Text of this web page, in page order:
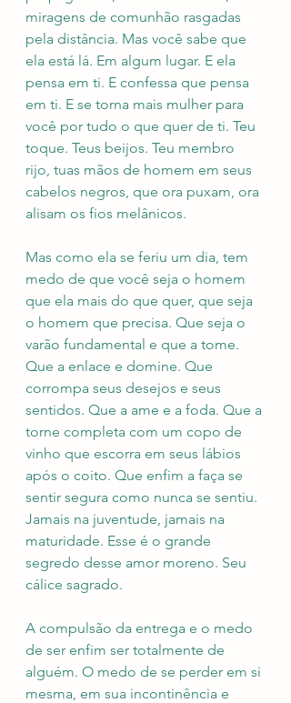
miragens de comunhão rasgadas
pela distância. Mas você sabe que
ela está lá. Em algum lugar. E ela
pensa em ti. E confessa que pensa
em ti. E se torna mais mulher para
você por tudo o que quer de ti. Teu
toque. Teus beijos. Teu membro
rijo, tuas mãos de homem em seus
cabelos negros, que ora puxam, ora
alisam os fios melânicos.
Mas como ela se feriu um dia, tem
medo de que você seja o homem
que ela mais do que quer, que seja
o homem que precisa. Que seja o
varão fundamental e que a tome.
Que a enlace e domine. Que
corrompa seus desejos e seus
sentidos. Que a ame e a foda. Que a
torne completa com um copo de
vinho que escorra em seus lábios
após o coito. Que enfim a faça se
sentir segura como nunca se sentiu.
Jamais na juventude, jamais na
maturidade. Esse é o grande
segredo desse amor moreno. Seu
cálice sagrado.
A compulsão da entrega e o medo
de ser enfim ser totalmente de
alguém. O medo de se perder em si
mesma, em sua incontinência e